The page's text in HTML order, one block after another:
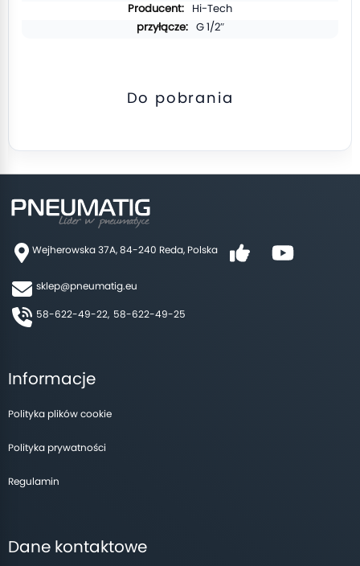
Hi-Tech
G 1/2″
Do pobrania
Wejherowska 37A, 84-240 Reda, Polska
sklep@pneumatig.eu
58-622-49-22, 58-622-49-25
Informacje
Polityka plików cookie
Polityka prywatności
Regulamin
Dane kontaktowe